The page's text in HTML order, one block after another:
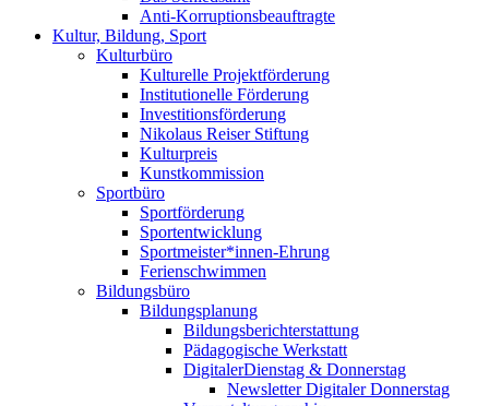
Anti-Korruptionsbeauftragte
Kultur, Bildung, Sport
Kulturbüro
Kulturelle Projektförderung
Institutionelle Förderung
Investitionsförderung
Nikolaus Reiser Stiftung
Kulturpreis
Kunstkommission
Sportbüro
Sportförderung
Sportentwicklung
Sportmeister*innen-Ehrung
Ferienschwimmen
Bildungsbüro
Bildungsplanung
Bildungsberichterstattung
Pädagogische Werkstatt
DigitalerDienstag & Donnerstag
Newsletter Digitaler Donnerstag